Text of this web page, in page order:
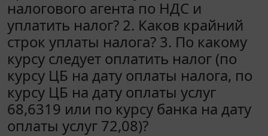
налогового агента по НДС и
уплатить налог? 2. Каков крайний
строк уплаты налога? 3. По какому
курсу следует оплатить налог (по
курсу ЦБ на дату оплаты налога, по
курсу ЦБ на дату оплаты услуг
68,6319 или по курсу банка на дату
оплаты услуг 72,08)?